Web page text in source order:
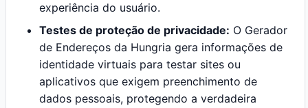
experiência do usuário.
Testes de proteção de privacidade: O Gerador
de Endereços da Hungria gera informações de
identidade virtuais para testar sites ou
aplicativos que exigem preenchimento de
dados pessoais, protegendo a verdadeira